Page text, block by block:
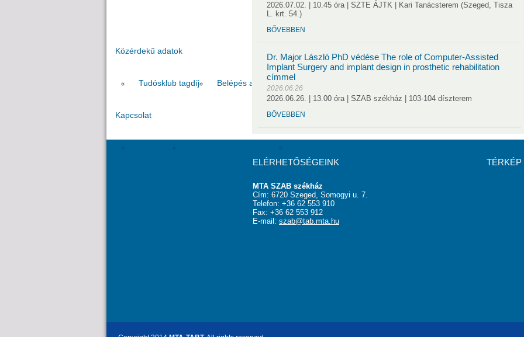
Közérdekű adatok
Tudósklub tagdíj Belépés az épületbe
Kapcsolat
2026.07.02. | 10.45 óra | SZTE ÁJTK | Kari Tanácsterem (Szeged, Tisza
L. krt. 54.)
BŐVEBBEN
Dr. Major László PhD védése The role of Computer-Assisted
Implant Surgery and implant design in prosthetic rehabilitation
címmel
2026.06.26
2026.06.26. | 13.00 óra | SZAB székház | 103-104 díszterem
BŐVEBBEN
ELÉRHETŐSÉGEINK
MTA SZAB székház
Cím: 6720 Szeged, Somogyi u. 7.
Telefon: +36 62 553 910
Fax: +36 62 553 912
E-mail: szab@tab.mta.hu
TÉRKÉP